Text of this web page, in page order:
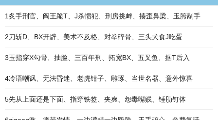
1炙手刑官、阎王跪T、J杀惯犯、刑房挑衅、揍歪鼻梁、玉胯剐手
2刀斩D、BX开辟、美术不及格、对拳碎骨、三头犬食J吃蛋
3玉指穿X勾骨、抽脸、三百年刑、拓宽BX、五叉鱼、掴T后入
4冷语嘲讽、无法昏迷、老虎钳子、雕琢、当世名器、意外惊喜
5先从上面还是下面、指穿铁签、夹爽、怨毒嘴贱、锤肋钉体